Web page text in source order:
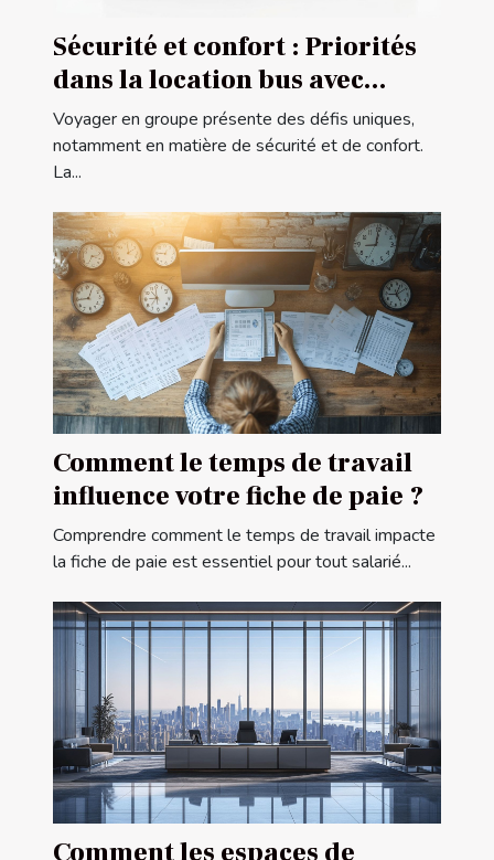
Sécurité et confort : Priorités
dans la location bus avec
chauffeur
Voyager en groupe présente des défis uniques,
notamment en matière de sécurité et de confort.
La...
Comment le temps de travail
influence votre fiche de paie ?
Comprendre comment le temps de travail impacte
la fiche de paie est essentiel pour tout salarié...